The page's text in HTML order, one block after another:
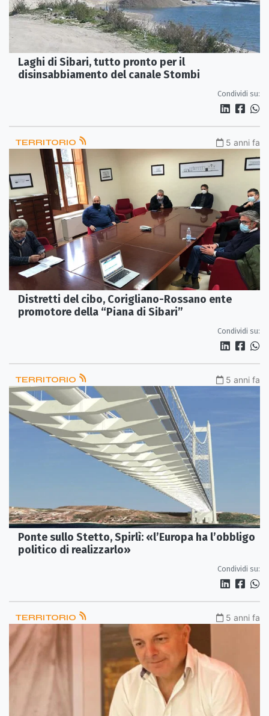
Laghi di Sibari, tutto pronto per il
disinsabbiamento del canale Stombi
Condividi su:
TERRITORIO 5 anni fa
Distretti del cibo, Corigliano-Rossano ente
promotore della “Piana di Sibari”
Condividi su:
TERRITORIO 5 anni fa
Ponte sullo Stetto, Spirlì: «l’Europa ha l’obbligo
politico di realizzarlo»
Condividi su:
TERRITORIO 5 anni fa